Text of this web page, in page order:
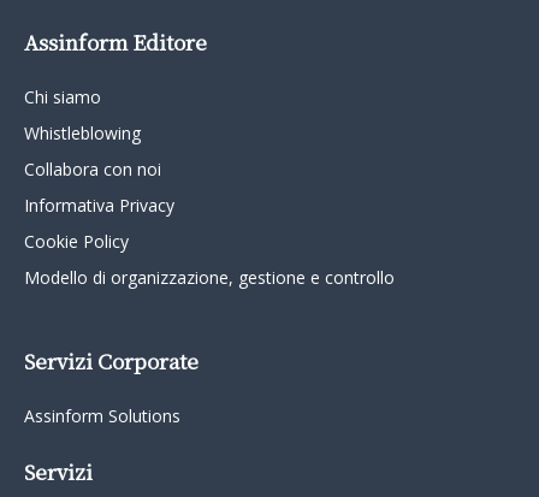
Assinform Editore
Chi siamo
Whistleblowing
Collabora con noi
Informativa Privacy
Cookie Policy
Modello di organizzazione, gestione e controllo
Servizi Corporate
Assinform Solutions
Servizi